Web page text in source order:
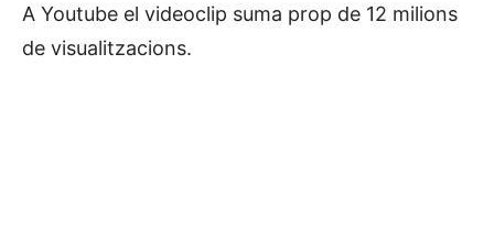
A Youtube el videoclip suma prop de 12 milions
de visualitzacions.